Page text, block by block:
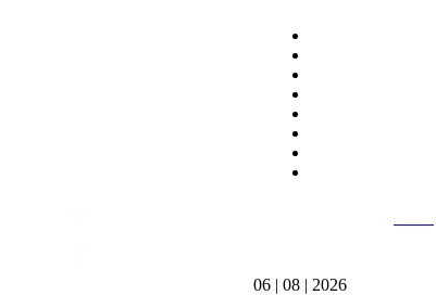
06 | 08 | 2026